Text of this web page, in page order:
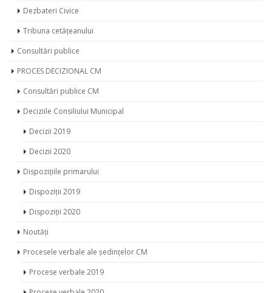
Tribuna cetățeanului
Consultări publice
PROCES DECIZIONAL CM
Consultări publice CM
Deciziile Consiliului Municipal
Decizii 2019
Decizii 2020
Dispozițiile primarului
Dispoziții 2019
Dispoziții 2020
Noutăți
Procesele verbale ale ședințelor CM
Procese verbale 2019
Procese verbale 2020
Proiecte de decizie CM